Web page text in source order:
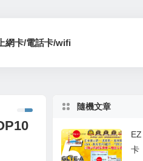
上網卡/電話卡/wifi
隨機文章
卡